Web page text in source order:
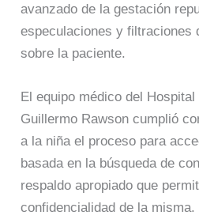
avanzado de la gestación
especulaciones y filtraciones
sobre la paciente.
El equipo médico del
Guillermo Rawson cumplió
a la niña el proceso para
basada en la búsqueda de
respaldo apropiado que
confidencialidad de la misma.